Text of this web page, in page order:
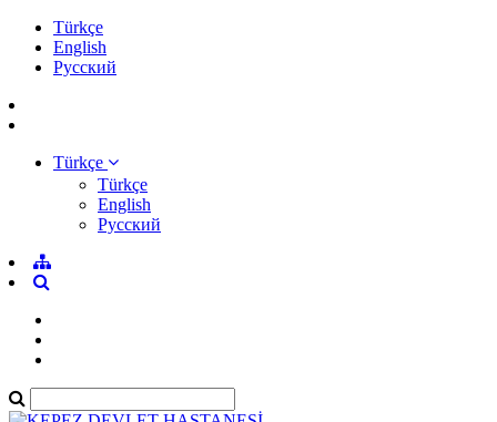
Türkçe
English
Pусский
Türkçe
Türkçe
English
Pусский